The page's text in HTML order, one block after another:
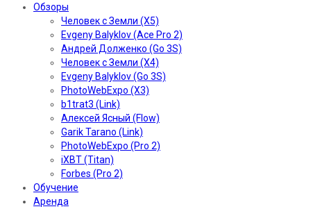
Обзоры
Человек с Земли (X5)
Evgeny Balyklov (Ace Pro 2)
Андрей Долженко (Go 3S)
Человек с Земли (X4)
Evgeny Balyklov (Go 3S)
PhotoWebExpo (X3)
b1trat3 (Link)
Алексей Ясный (Flow)
Garik Tarano (Link)
PhotoWebExpo (Pro 2)
iXBT (Titan)
Forbes (Pro 2)
Обучение
Аренда